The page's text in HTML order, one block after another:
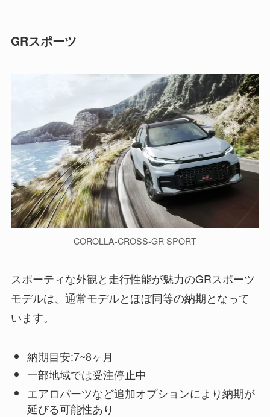
GRスポーツ
COROLLA-CROSS-GR SPORT
スポーティな外観と走行性能が魅力のGRスポーツ
モデルは、通常モデルとほぼ同等の納期となって
います。
納期目安:7~8ヶ月
一部地域では受注停止中
エアロパーツなど追加オプションにより納期が
延びる可能性あり